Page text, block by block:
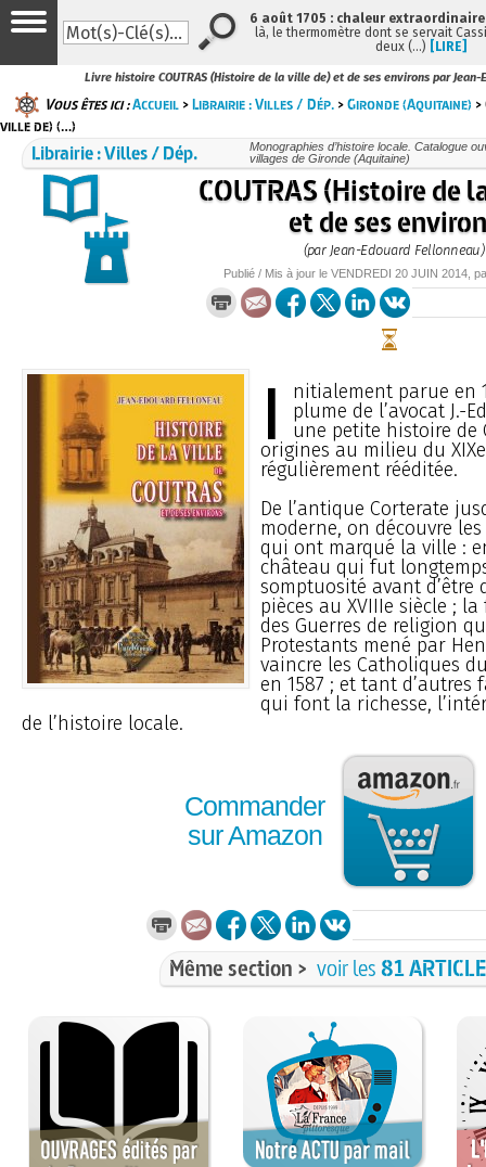
Livre histoire COUTRAS (Histoire de la ville de) et de ses environs par Jean-
Vous êtes ici :Accueil >Librairie : Villes / Dép. >Gironde (Aquitaine)
ville de) (…)
Librairie : Villes / Dép.
Monographies d’histoire locale. Catalogue
villages de Gironde (Aquitaine)
COUTRAS (Histoire de
et de ses
(par Jean-Edouard Fellonneau)
Publié / Mis à jour le VENDREDI 20 JUIN 2014,
I
nitialement parue en
plume de l’avocat J.-
une petite histoire de
origines au milieu du
régulièrement rééditée.
De l’antique Corterate
moderne, on découvre
qui ont marqué la ville :
château qui fut
somptuosité avant d’être
pièces au XVIIIe siècle ;
des Guerres de religion
Protestants mené par
vaincre les Catholiques
en 1587 ; et tant d’autres
qui font la richesse,
de l’histoire locale.
Commander
sur Amazon
Même section > voir les81
6 août 1705 : chaleur
là, le thermomètre dont se servait
deux (…) [LIRE]